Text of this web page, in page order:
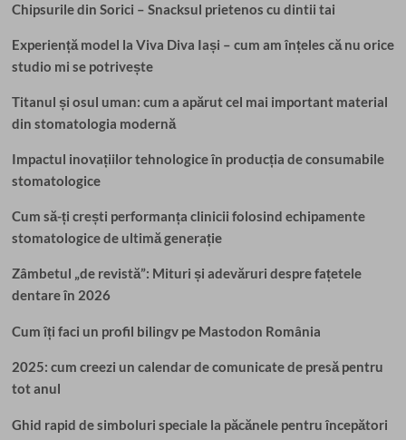
dintii
Chipsurile din Sorici – Snacksul prietenos cu dintii tai
Experiență model la Viva Diva Iași – cum am înțeles că nu orice
studio mi se potrivește
Titanul și osul uman: cum a apărut cel mai important material
din stomatologia modernă
Impactul inovațiilor tehnologice în producția de consumabile
stomatologice
Cum să-ți crești performanța clinicii folosind echipamente
stomatologice de ultimă generație
Zâmbetul „de revistă”: Mituri și adevăruri despre fațetele
dentare în 2026
Cum îți faci un profil bilingv pe Mastodon România
2025: cum creezi un calendar de comunicate de presă pentru
tot anul
Ghid rapid de simboluri speciale la păcănele pentru începători